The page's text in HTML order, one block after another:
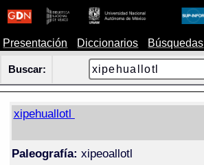
Presentación Diccionarios Búsquedas
Buscar:
xipehuallotl
Paleografía: xipeoallotl